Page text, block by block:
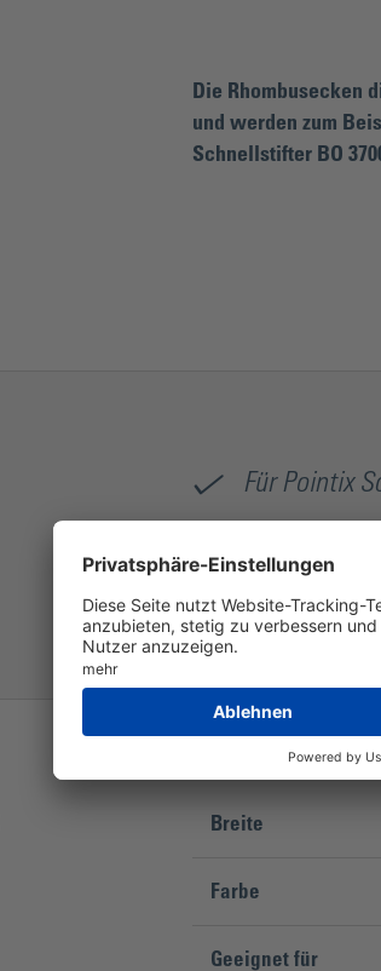
Die Rhombusecken
und werden zum
Schnellstifter BO
Für Pointix
Breite
Farbe
Geeignet für